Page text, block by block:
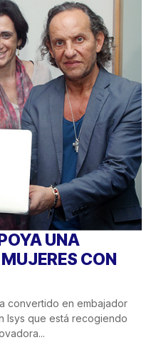
UNA
CON
convertido en embajador
Isys que está recogiendo